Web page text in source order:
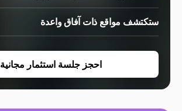
ستكتشف مواقع ذات آفاق واعدة
احجز جلسة استثمار مجانية